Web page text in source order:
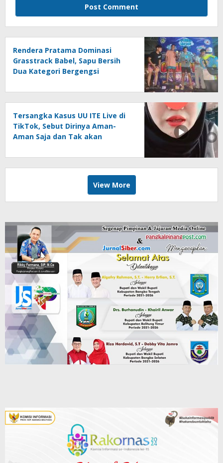
Rendera Pratama Dominasi
Grasstrack Babel, Sapu Bersih
Dua Kategori Bergengsi
Tersangka Kasus UU ITE Live di
TikTok, Sebut Dirinya Aman-
Aman Saja dan Tak akan
View More